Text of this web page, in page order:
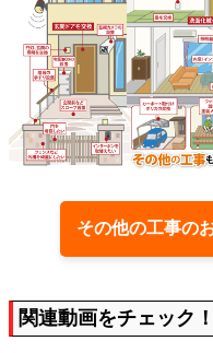
その他の工事
関連動画をチェック！